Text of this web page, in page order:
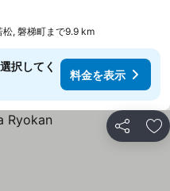
松, 磐梯町まで9.9 km
択してく
料金を表示
シェア お